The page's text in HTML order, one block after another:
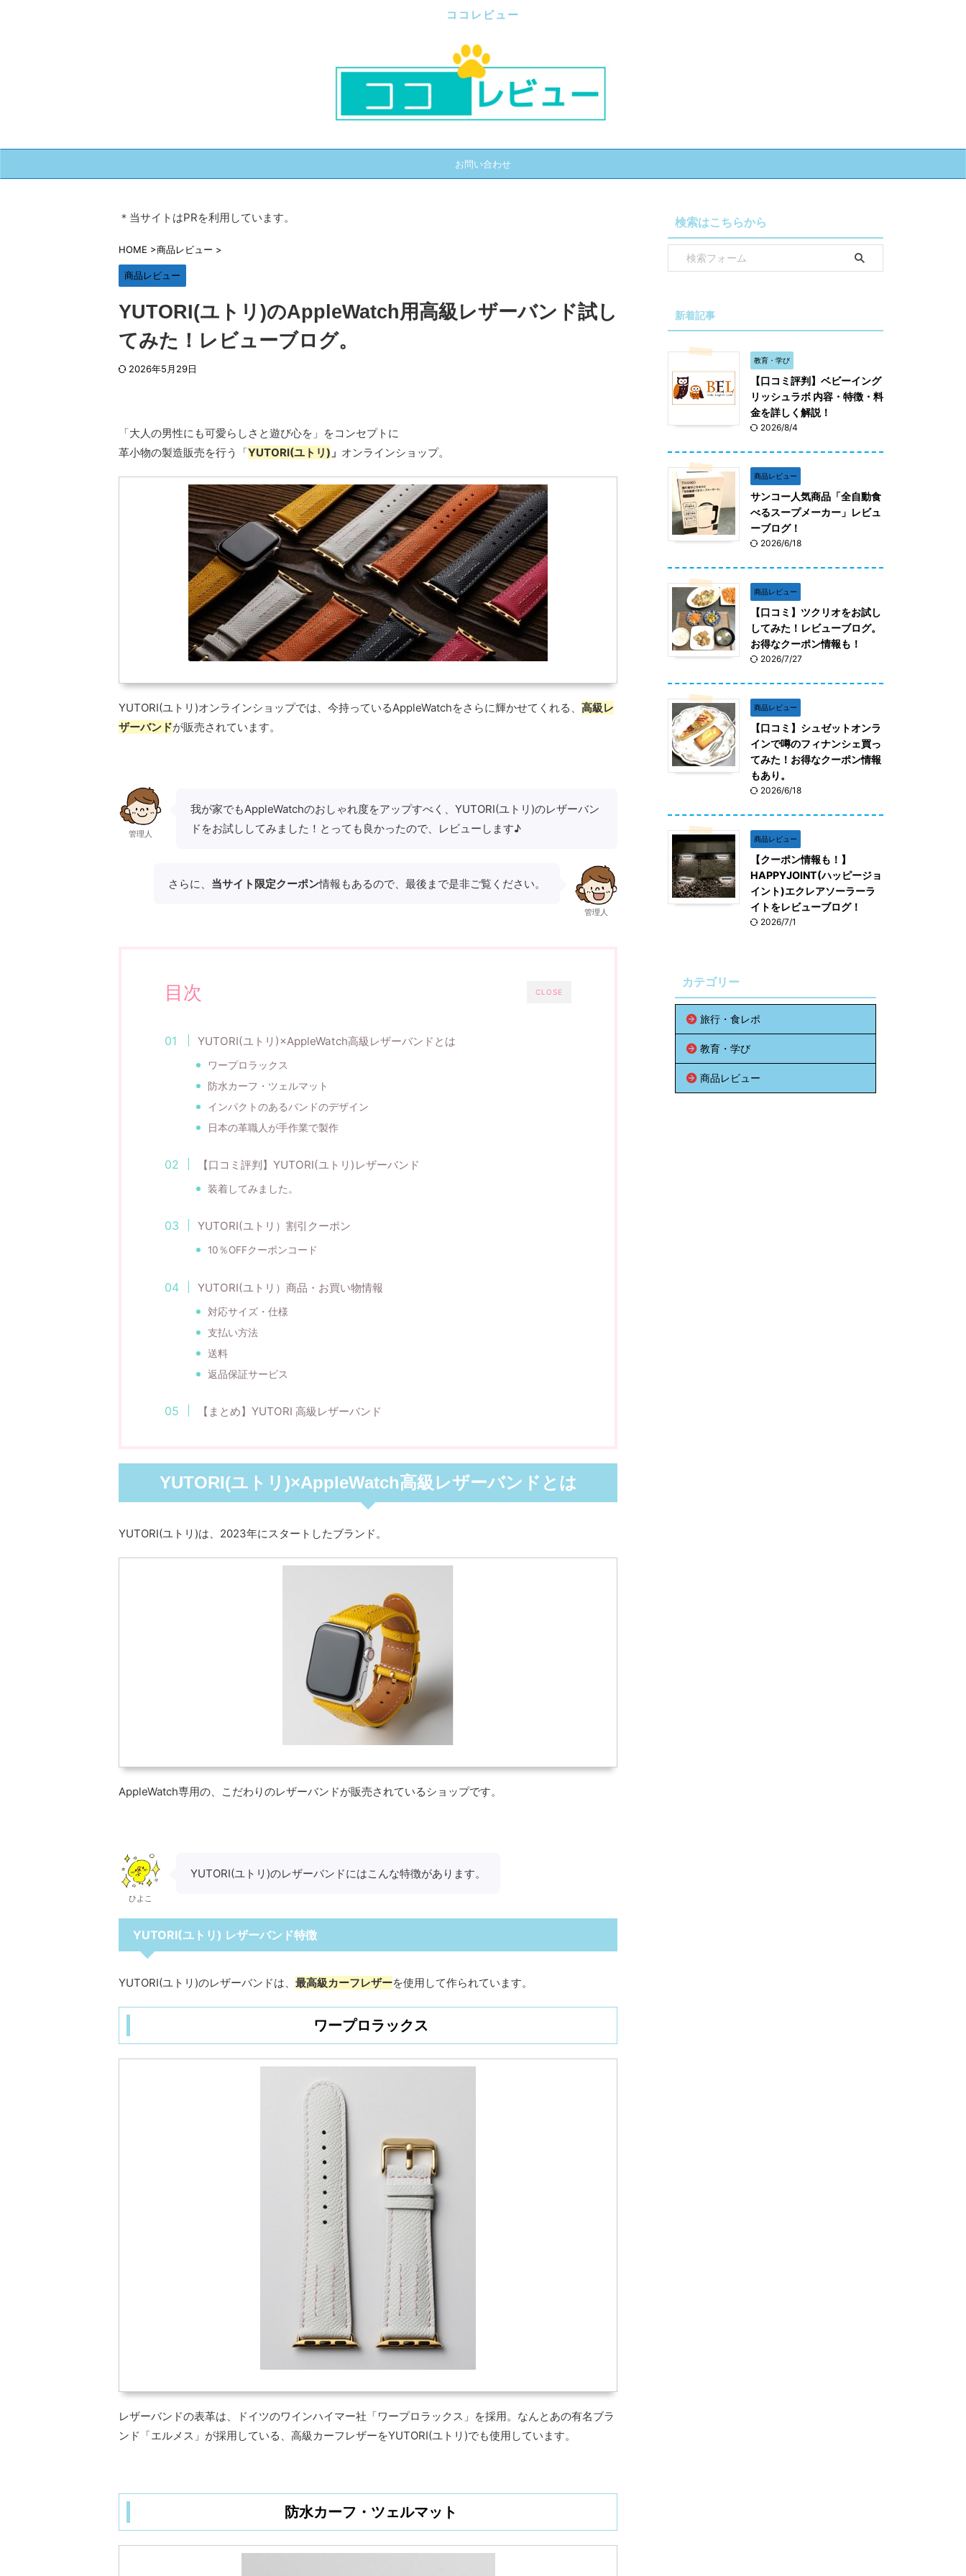
ココレビュー
お問い合わせ
＊当サイトはPRを利用しています。
HOME >商品レビュー >
商品レビュー
YUTORI(ユトリ)のAppleWatch用高級レザーバンド試し
てみた！レビューブログ。
2026年5月29日
「大人の男性にも可愛らしさと遊び心を」をコンセプトに
革小物の製造販売を行う「YUTORI(ユトリ) 」 オンラインショップ。
YUTORI(ユトリ)オンラインショップでは、今持っているAppleWatchをさらに輝かせてくれる、 高級レ
ザーバンドが販売されています。
管理人
我が家でもAppleWatchのおしゃれ度をアップすべく、YUTORI(ユトリ)のレザーバン
ドをお試ししてみました！とっても良かったので、レビューします♪
さらに、 当サイト限定クーポン情報もあるので、最後まで是非ご覧ください。
管理人
CLOSE
目次
YUTORI(ユトリ)×AppleWatch高級レザーバンドとは
ワープロラックス
防水カーフ・ツェルマット
インパクトのあるバンドのデザイン
日本の革職人が手作業で製作
【口コミ評判】YUTORI(ユトリ)レザーバンド
装着してみました。
YUTORI(ユトリ）割引クーポン
10％OFFクーポンコード
YUTORI(ユトリ）商品・お買い物情報
対応サイズ・仕様
支払い方法
送料
返品保証サービス
【まとめ】YUTORI 高級レザーバンド
YUTORI(ユトリ)×AppleWatch高級レザーバンドとは
YUTORI(ユトリ)は、2023年にスタートしたブランド。
AppleWatch専用の、こだわりのレザーバンドが販売されているショップです。
ひよこ
YUTORI(ユトリ)のレザーバンドにはこんな特徴があります。
YUTORI(ユトリ) レザーバンド特徴
YUTORI(ユトリ)のレザーバンドは、 最高級カーフレザーを使用して作られています。
ワープロラックス
レザーバンドの表革は、ドイツのワインハイマー社「ワープロラックス」を採用。なんとあの有名ブラ
ンド「エルメス」が採用している、高級カーフレザーをYUTORI(ユトリ)でも使用しています。
防水カーフ・ツェルマット
検索はこちらから
新着記事
教育・学び
【口コミ評判】ベビーイング
リッシュラボ 内容・特徴・料
金を詳しく解説！
2026/8/4
商品レビュー
サンコー人気商品「全自動食
べるスープメーカー」レビュ
ーブログ！
2026/6/18
商品レビュー
【口コミ】ツクリオをお試し
してみた！レビューブログ。
お得なクーポン情報も！
2026/7/27
商品レビュー
【口コミ】シュゼットオンラ
インで噂のフィナンシェ買っ
てみた！お得なクーポン情報
もあり。
2026/6/18
商品レビュー
【クーポン情報も！】
HAPPYJOINT(ハッピージョ
イント)エクレアソーラーラ
イトをレビューブログ！
2026/7/1
カテゴリー
旅行・食レポ
教育・学び
商品レビュー